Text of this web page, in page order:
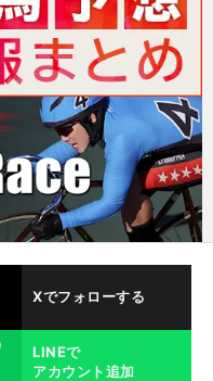
Xでフォローする
LINEで
アカウント追加